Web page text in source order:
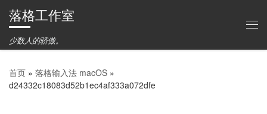
Skip to content
落格工作室
少数人的骄傲。
首页 » 落格输入法 macOS »
d24332c18083d52b1ec4af333a072dfe